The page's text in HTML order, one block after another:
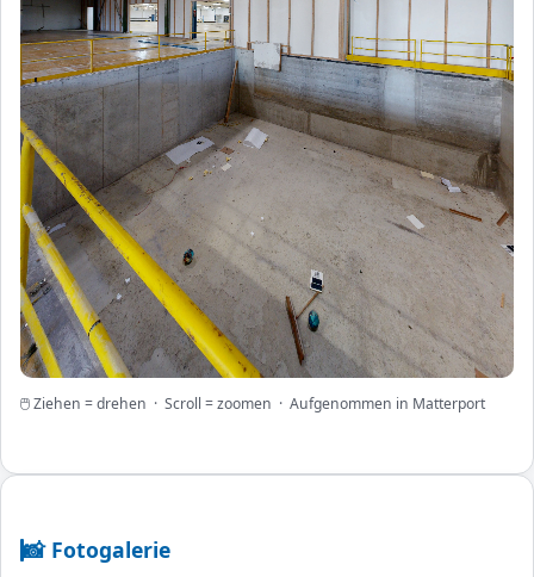
🖱 Ziehen = drehen · Scroll = zoomen · Aufgenommen in Matterport
📸 Fotogalerie